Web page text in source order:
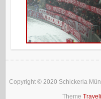
Copyright © 2020 Schickeria
Theme